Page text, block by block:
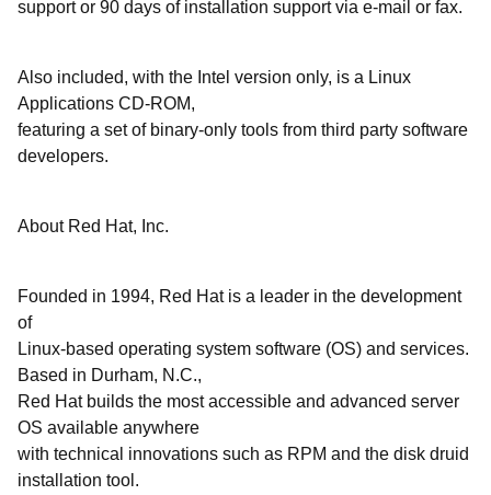
support or 90 days of installation support via e-mail or fax.
Also included, with the Intel version only, is a Linux
Applications CD-ROM,
featuring a set of binary-only tools from third party software
developers.
About Red Hat, Inc.
Founded in 1994, Red Hat is a leader in the development
of
Linux-based operating system software (OS) and services.
Based in Durham, N.C.,
Red Hat builds the most accessible and advanced server
OS available anywhere
with technical innovations such as RPM and the disk druid
installation tool.